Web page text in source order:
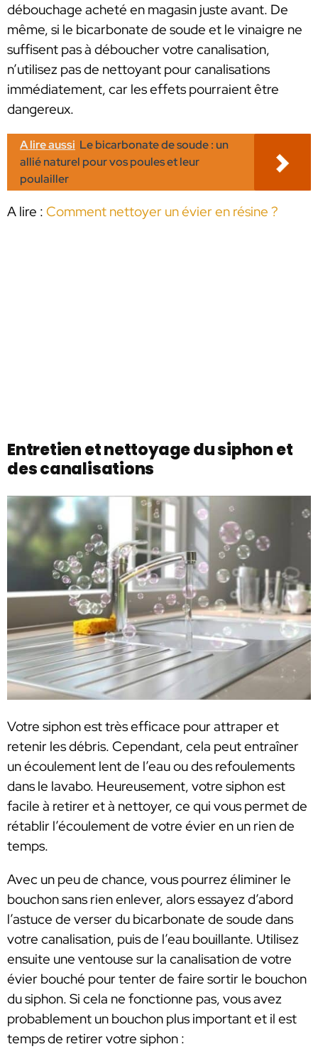
débouchage acheté en magasin juste avant. De
même, si le bicarbonate de soude et le vinaigre ne
suffisent pas à déboucher votre canalisation,
n’utilisez pas de nettoyant pour canalisations
immédiatement, car les effets pourraient être
dangereux.
A lire aussi Le bicarbonate de soude : un
allié naturel pour vos poules et leur
poulailler
A lire : Comment nettoyer un évier en résine ?
Entretien et nettoyage du siphon et
des canalisations
Votre siphon est très efficace pour attraper et
retenir les débris. Cependant, cela peut entraîner
un écoulement lent de l’eau ou des refoulements
dans le lavabo. Heureusement, votre siphon est
facile à retirer et à nettoyer, ce qui vous permet de
rétablir l’écoulement de votre évier en un rien de
temps.
Avec un peu de chance, vous pourrez éliminer le
bouchon sans rien enlever, alors essayez d’abord
l’astuce de verser du bicarbonate de soude dans
votre canalisation, puis de l’eau bouillante. Utilisez
ensuite une ventouse sur la canalisation de votre
évier bouché pour tenter de faire sortir le bouchon
du siphon. Si cela ne fonctionne pas, vous avez
probablement un bouchon plus important et il est
temps de retirer votre siphon :